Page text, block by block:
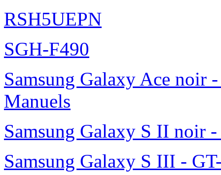
RSH5UEPN
SGH-F490
Samsung Galaxy Ace noir
Manuels
Samsung Galaxy S II noir
Samsung Galaxy S III -